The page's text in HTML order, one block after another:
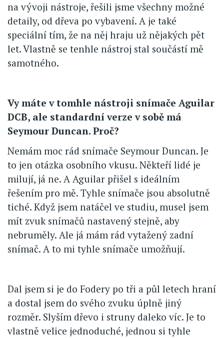
na vývoji nástroje, řešili jsme všechny možné
detaily, od dřeva po vybavení. A je také
speciální tím, že na něj hraju už nějakých pět
let. Vlastně se tenhle nástroj stal součástí mě
samotného.
Vy máte v tomhle nástroji snímače Aguilar
DCB, ale standardní verze v sobě má
Seymour Duncan. Proč?
Nemám moc rád snímače Seymour Duncan. Je
to jen otázka osobního vkusu. Někteří lidé je
milují, já ne. A Aguilar přišel s ideálním
řešením pro mě. Tyhle snímače jsou absolutně
tiché. Když jsem natáčel ve studiu, musel jsem
mít zvuk snímačů nastavený stejně, aby
nebruměly. Ale já mám rád vytažený zadní
snímač. A to mi tyhle snímače umožňují.
Dal jsem si je do Fodery po tři a půl letech hraní
a dostal jsem do svého zvuku úplně jiný
rozměr. Slyším dřevo i struny daleko víc. Je to
vlastně velice jednoduché, jednou si tyhle